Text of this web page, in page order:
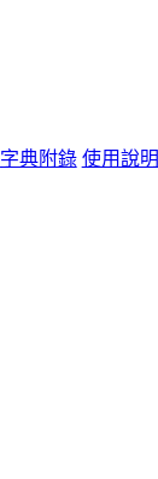
字典附錄 使用說明